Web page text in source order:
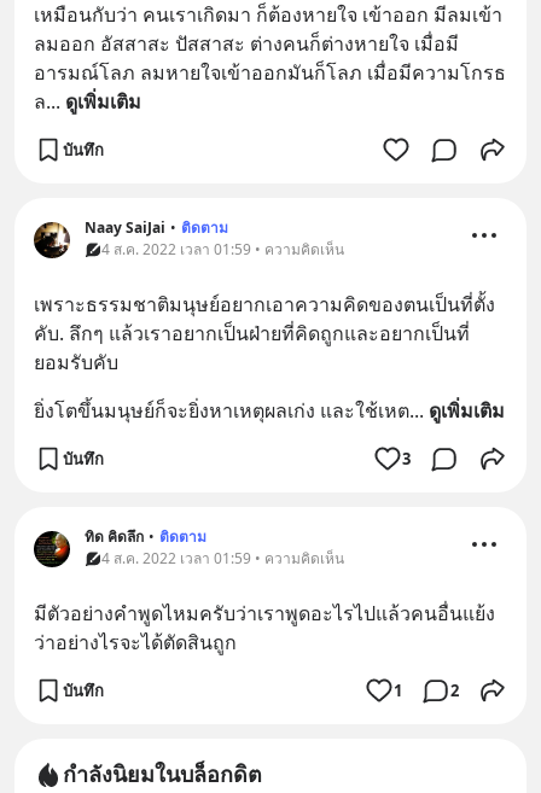
เหมือนกับว่า คนเราเกิดมา ก็ต้องหายใจ เข้าออก มีลมเข้า
ลมออก อัสสาสะ ปัสสาสะ ต่างคนก็ต่างหายใจ เมื่อมี
อารมณ์โลภ ลมหายใจเข้าออกมันก็โลภ เมื่อมีความโกรธ
ล... ดูเพิ่มเติม
บันทึก
Naay SaiJai • ติดตาม
4 ส.ค. 2022 เวลา 01:59 • ความคิดเห็น
เพราะธรรมชาติ​มนุษย์​อยากเอาความคิดของตนเป็นที่ตั้ง​
คับ. ลึกๆ​ แล้วเราอยากเป็นฝ่ายที่คิดถูก​และอยากเป็นที่
ยอมรับ​คับ
ยิ่งโตขึ้น​มนุษย์​ก็จะยิ่งหาเหตุผล​เก่ง​ และใช้เหต... ดูเพิ่มเติม
บันทึก 3
ทิด คิดลึก • ติดตาม
4 ส.ค. 2022 เวลา 01:59 • ความคิดเห็น
มีตัวอย่างคำพูดไหมครับว่าเราพูดอะไรไปแล้วคนอื่นแย้ง
ว่าอย่างไรจะได้ตัดสินถูก
บันทึก 1 2
กำลังนิยมในบล็อกดิต